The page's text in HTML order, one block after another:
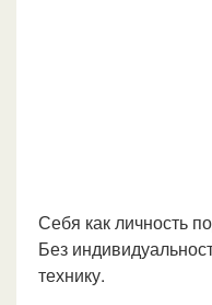
Себя как личность
Без
технику.